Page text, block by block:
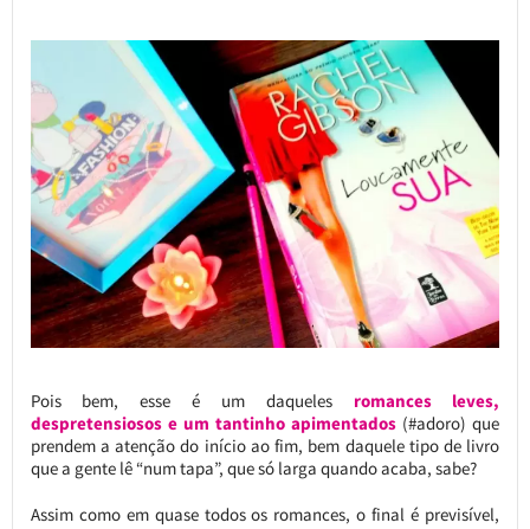
Pois bem, esse é um daqueles romances leves,
despretensiosos e um tantinho apimentados (#adoro) que
prendem a atenção do início ao fim, bem daquele tipo de livro
que a gente lê “num tapa”, que só larga quando acaba, sabe?
Assim como em quase todos os romances, o final é previsível,